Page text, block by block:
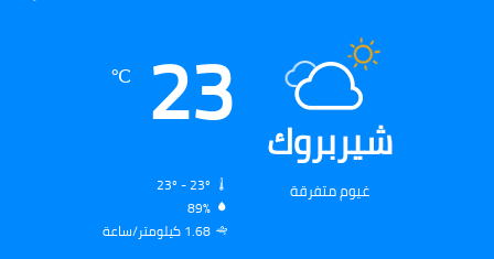
شيربروك
غيوم متفرقة
23
℃
89%
1.68 كيلومتر/ساعة